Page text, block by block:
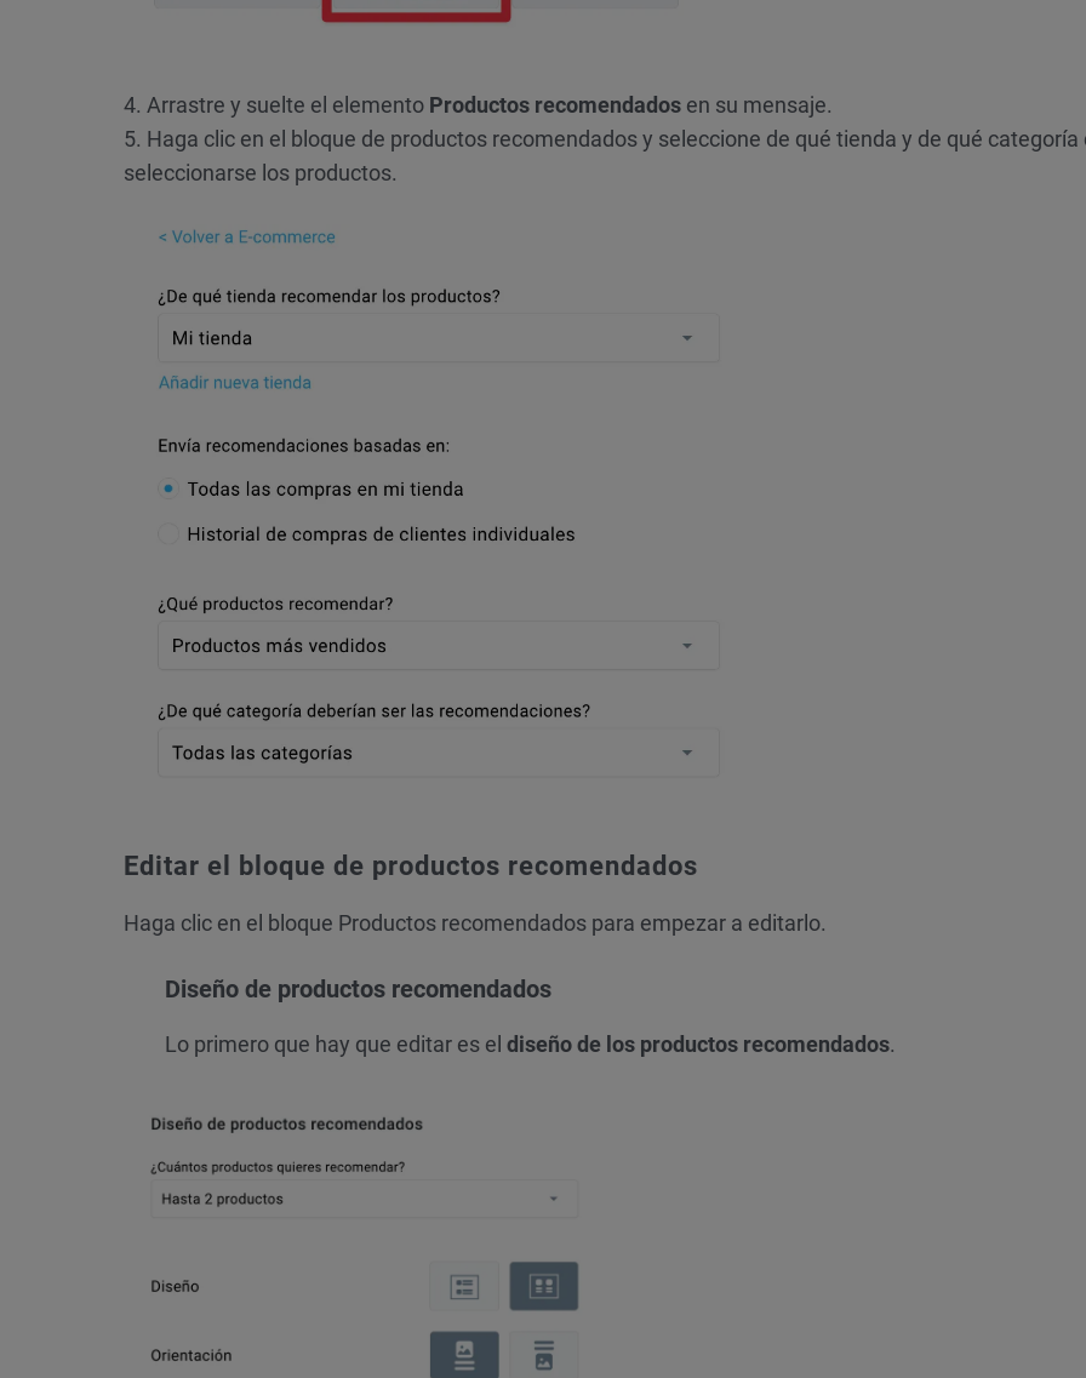
4. Arrastre y suelte el elemento Productos recomendados en su mensaje.
5. Haga clic en el bloque de productos recomendados y seleccione de qué tienda y de qué categoría
seleccionarse los productos.
Editar el bloque de productos recomendados
Haga clic en el bloque Productos recomendados para empezar a editarlo.
Diseño de productos recomendados
Lo primero que hay que editar es el diseño de los productos recomendados.